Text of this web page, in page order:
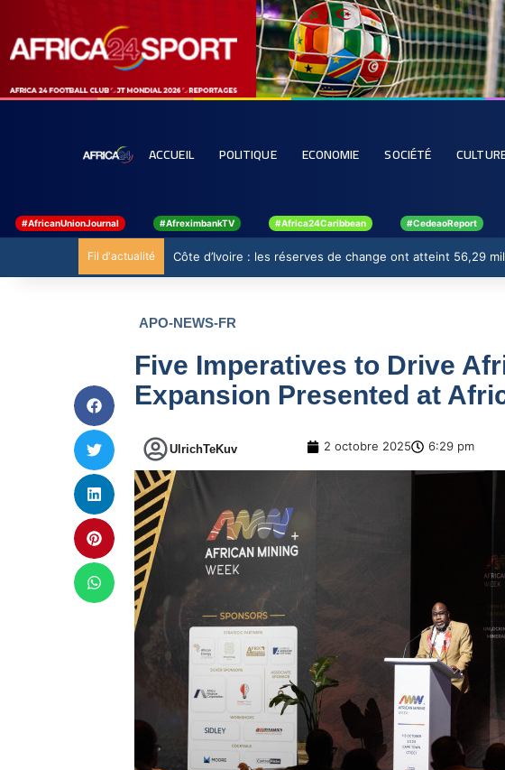
ACCUEIL POLITIQUE ECONOMIE SOCIÉTÉ
#AfricanUnionJournal #AfreximbankTV #Africa24Caribbean #CedeaoReport
Fil d'actualité Côte d’Ivoire : les réserves de change ont atteint 56,29
APO-NEWS-FR
Five Imperatives to Drive
Expansion Presented at
UlrichTeKuv 2 octobre 2025 6:29 pm